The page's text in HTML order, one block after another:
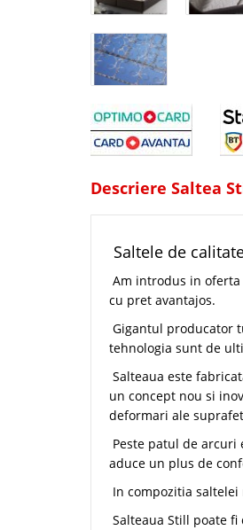
Descriere Saltea
Saltele de
Am introdus in
cu pret avantajos.
Gigantul producator
tehnologia sunt de
Salteaua este
un concept nou si
deformari ale
Peste patul de arcuri
aduce un plus de
In compozitia
Salteaua Still poate